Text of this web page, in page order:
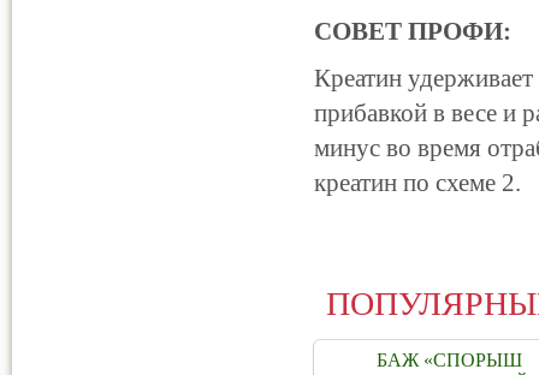
СОВЕТ ПРОФИ:
Креатин
прибавкой в весе и
минус во время
креатин по схеме 2.
БАЖ «СПОРЫШ